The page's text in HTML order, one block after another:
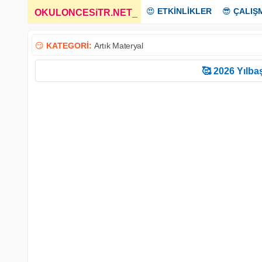
OKULONCESiTR.NET 😍 ETKİNLİKLER 😎
😏 KATEGORİ: Artık Materyal
🥰 2026